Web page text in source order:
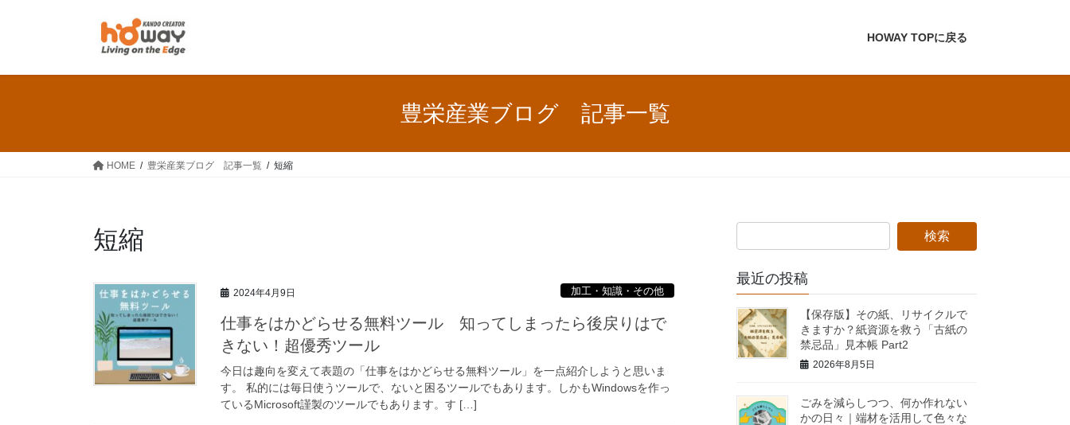
HOWAY TOPに戻る
豊栄産業ブログ 記事一覧
HOME 豊栄産業ブログ 記事一覧 短縮
短縮
2024年4月9日 加工・知識・その他
仕事をはかどらせる無料ツール 知ってしまったら後戻りはで
きない！超優秀ツール
今日は趣向を変えて表題の「仕事をはかどらせる無料ツール」を一点紹介しようと思いま
す。 私的には毎日使うツールで、ないと困るツールでもあります。しかもWindowsを作っ
ているMicrosoft謹製のツールでもあります。す […]
最近の投稿
【保存版】その紙、リサイクルで
きますか？紙資源を救う「古紙の
禁忌品」見本帳 Part2
2026年8月5日
ごみを減らしつつ、何か作れない
かの日々｜端材を活用して色々な